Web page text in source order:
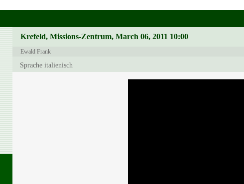
Krefeld, Missions-Zentrum, March 06, 2011 10:00
Ewald Frank
Sprache italienisch